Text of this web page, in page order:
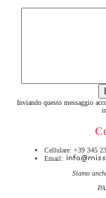
Inviando questo messaggio
Cellulare: +39 345
Email:
Siamo